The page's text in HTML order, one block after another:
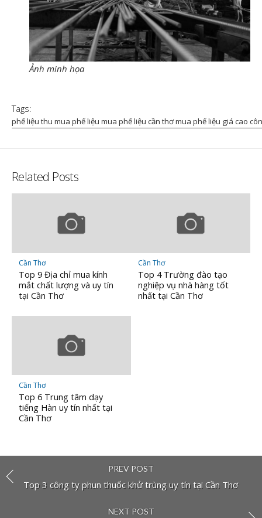
Ảnh minh họa
Tags:
phế liệu thu mua phế liệu mua phế liệu cần thơ mua phế liệu giá cao
Related Posts
Cần Thơ
Top 9 Địa chỉ mua kính
mắt chất lượng và uy tín
tại Cần Thơ
Cần Thơ
Top 4 Trường đào tạo
nghiệp vụ nhà hàng tốt
nhất tại Cần Thơ
Cần Thơ
Top 6 Trung tâm dạy
tiếng Hàn uy tín nhất tại
Cần Thơ
PREV POST
Top 3 công ty phun thuốc khử trùng uy tín tại Cần Thơ
NEXT POST